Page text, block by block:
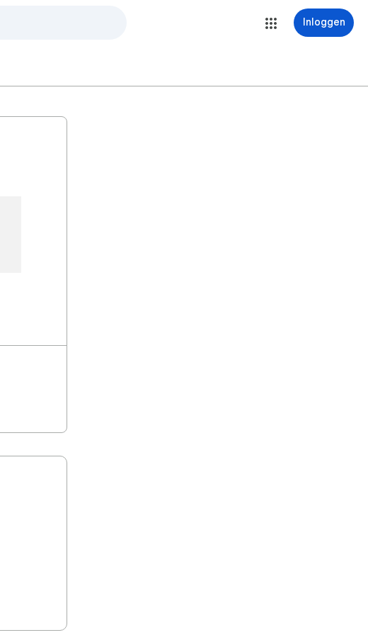
Inloggen